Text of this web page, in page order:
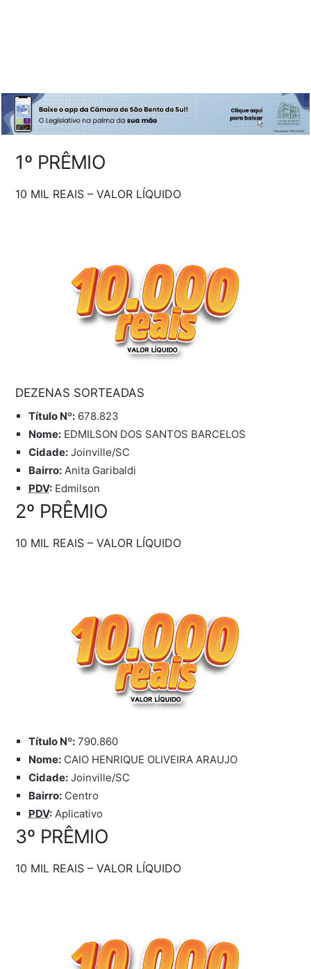
1º PRÊMIO
10 MIL REAIS – VALOR LÍQUIDO
DEZENAS SORTEADAS
Título Nº: 678.823
Nome: EDMILSON DOS SANTOS BARCELOS
Cidade: Joinville/SC
Bairro: Anita Garibaldi
PDV: Edmilson
2º PRÊMIO
10 MIL REAIS – VALOR LÍQUIDO
Título Nº: 790.860
Nome: CAIO HENRIQUE OLIVEIRA ARAUJO
Cidade: Joinville/SC
Bairro: Centro
PDV: Aplicativo
3º PRÊMIO
10 MIL REAIS – VALOR LÍQUIDO